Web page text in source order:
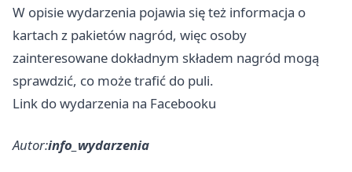
W opisie wydarzenia pojawia się też informacja o
kartach z pakietów nagród, więc osoby
zainteresowane dokładnym składem nagród mogą
sprawdzić, co może trafić do puli.
Link do wydarzenia na Facebooku
Autor:info_wydarzenia